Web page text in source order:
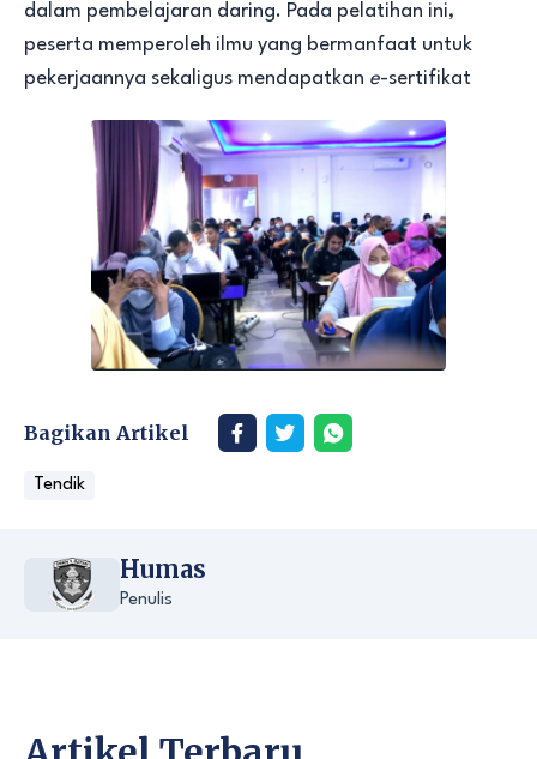
dalam pembelajaran daring. Pada pelatihan ini,
peserta memperoleh ilmu yang bermanfaat untuk
pekerjaannya sekaligus mendapatkan e-sertifikat
Bagikan Artikel
Tendik
Humas
Penulis